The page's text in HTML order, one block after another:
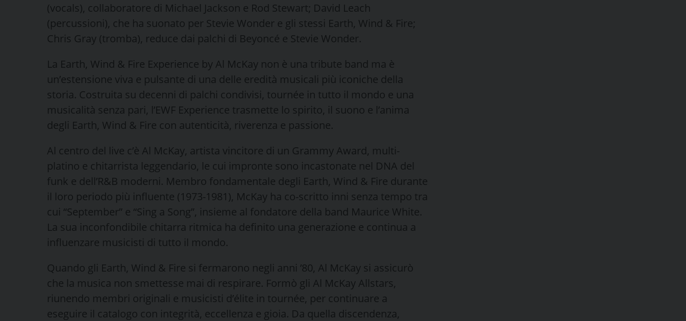
(vocals), collaboratore di Michael Jackson e Rod Stewart; David Leach
(percussioni), che ha suonato per Stevie Wonder e gli stessi Earth, Wind & Fire;
Chris Gray (tromba), reduce dai palchi di Beyoncé e Stevie Wonder.
La Earth, Wind & Fire Experience by Al McKay non è una tribute band ma è
un’estensione viva e pulsante di una delle eredità musicali più iconiche della
storia. Costruita su decenni di palchi condivisi, tournée in tutto il mondo e una
musicalità senza pari, l’EWF Experience trasmette lo spirito, il suono e l’anima
degli Earth, Wind & Fire con autenticità, riverenza e passione.
Al centro del live c’è Al McKay, artista vincitore di un Grammy Award, multi-
platino e chitarrista leggendario, le cui impronte sono incastonate nel DNA del
funk e dell’R&B moderni. Membro fondamentale degli Earth, Wind & Fire durante
il loro periodo più influente (1973-1981), McKay ha co-scritto inni senza tempo tra
cui “September” e “Sing a Song”, insieme al fondatore della band Maurice White.
La sua inconfondibile chitarra ritmica ha definito una generazione e continua a
influenzare musicisti di tutto il mondo.
Quando gli Earth, Wind & Fire si fermarono negli anni ’80, Al McKay si assicurò
che la musica non smettesse mai di respirare. Formò gli Al McKay Allstars,
riunendo membri originali e musicisti d’élite in tournée, per continuare a
eseguire il catalogo con integrità, eccellenza e gioia. Da quella discendenza,